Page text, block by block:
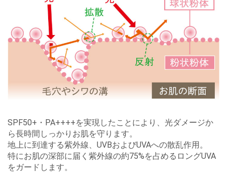
SPF50+・PA++++を実現したことにより、光ダメージか
ら長時間しっかりお肌を守ります。
地上に到達する紫外線、UVBおよびUVAへの散乱作⽤。
特にお肌の深部に届く紫外線の約75%を占めるロングUVA
をガードします。